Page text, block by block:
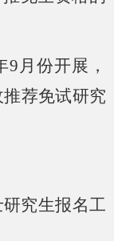
9月份开展，
荐免试研究
究生报名工